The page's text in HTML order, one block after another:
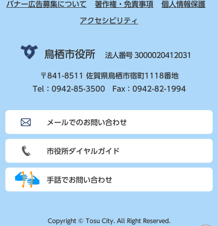
バナー広告募集について 著作権・免責事項 個人情報保護
アクセシビリティ
鳥栖市役所 法人番号 3000020412031
〒841-8511 佐賀県鳥栖市宿町1118番地
Tel：0942-85-3500 Fax：0942-82-1994
メールでのお問い合わせ
市役所ダイヤルガイド
手話でお問い合わせ
Copyright © Tosu City. All Right Reserved.